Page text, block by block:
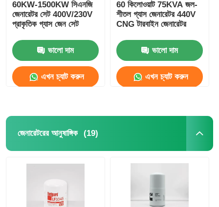
60KW-1500KW সিএনজি
জেনারেটর সেট 400V/230V
প্রাকৃতিক গ্যাস জেন সেট
ভালো দাম
এখন চ্যাট করুন
60 কিলোওয়াট 75KVA জল-
শীতল গ্যাস জেনারেটর 440V
CNG টারবাইন জেনারেটর
ভালো দাম
এখন চ্যাট করুন
জেনারেটরের আনুষাঙ্গিক (19)